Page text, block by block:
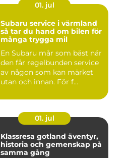
01. jul
Subaru service i värmland
så tar du hand om bilen för
många trygga mil
En Subaru mår som bäst när
den får regelbunden service
av någon som kan märket
utan och innan. För f...
01. jul
Klassresa gotland äventyr,
historia och gemenskap på
samma gång